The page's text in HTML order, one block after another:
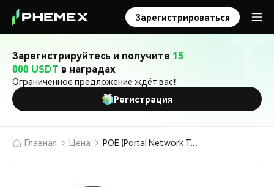
Зарегистрироваться
Зарегистрируйтесь и получите 15
000 USDT в наградах
Ограниченное предложение ждёт вас!
Регистрация
Главная Цена POE (Portal Network Token)